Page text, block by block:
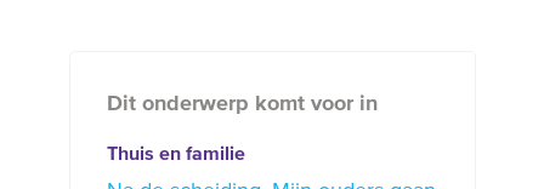
Dit onderwerp komt voor in
Thuis en familie